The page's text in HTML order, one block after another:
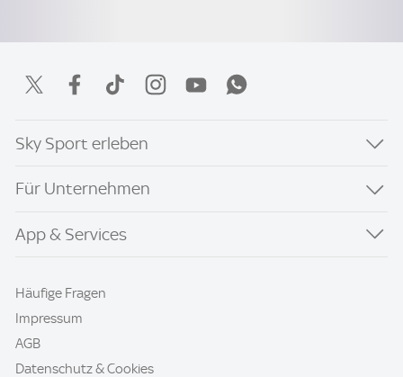
Sky Sport erleben
Für Unternehmen
App & Services
Häufige Fragen
Impressum
AGB
Datenschutz & Cookies